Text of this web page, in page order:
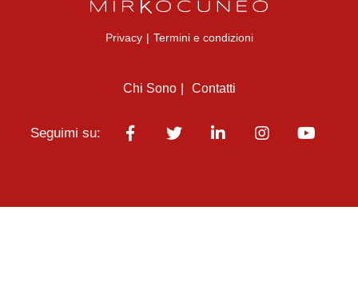
Privacy | Termini e condizioni
Chi Sono Contatti
Seguimi su: